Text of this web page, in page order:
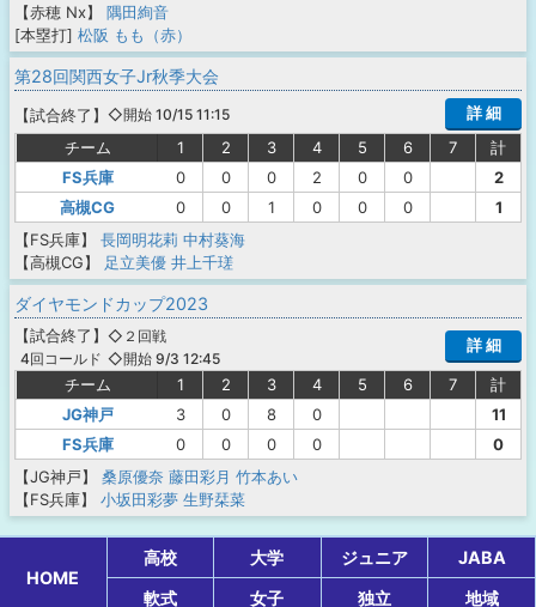
【赤穂 Nx】
隅田絢音
[本塁打] 松阪 もも（赤）
第28回関西女子Jr秋季大会
【試合終了 】 ◇開始 10/15 11:15
詳 細
チーム
1 2 3 4 5 6 7
計
FS兵庫
0 0 0 2 0 0
2
高槻CG
0 0 1 0 0 0
1
【FS兵庫】
長岡明花莉 中村葵海
【高槻CG】
足立美優 井上千瑳
ダイヤモンドカップ2023
【試合終了 】
4回コールド
◇２回戦
◇開始 9/3 12:45
詳 細
チーム 1 2 3 4 5 6 7
計
JG神戸
3 0 8 0
11
FS兵庫
0 0 0 0
0
【JG神戸】
桑原優奈 藤田彩月 竹本あい
【FS兵庫】
小坂田彩夢 生野栞菜
HOME
高校 大学 ジュニア
JABA
軟式
女子 独立 地域